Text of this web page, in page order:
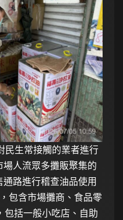
民生常接觸的業者進行
人流眾多攤販聚集的
路進行稽查油品使用
包含市場攤商、食品零
包括一般小吃店、自助